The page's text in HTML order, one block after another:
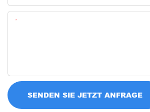
SENDEN SIE JETZT ANFRAGE